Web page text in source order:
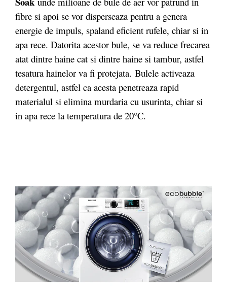
fibre si apoi se vor disperseaza pentru a genera
energie de impuls, spaland eficient rufele, chiar si in
apa rece. Datorita acestor bule, se va reduce frecarea
atat dintre haine cat si dintre haine si tambur, astfel
tesatura hainelor va fi protejata. Bulele activeaza
detergentul, astfel ca acesta penetreaza rapid
materialul si elimina murdaria cu usurinta, chiar si
in apa rece la temperatura de 20°C.